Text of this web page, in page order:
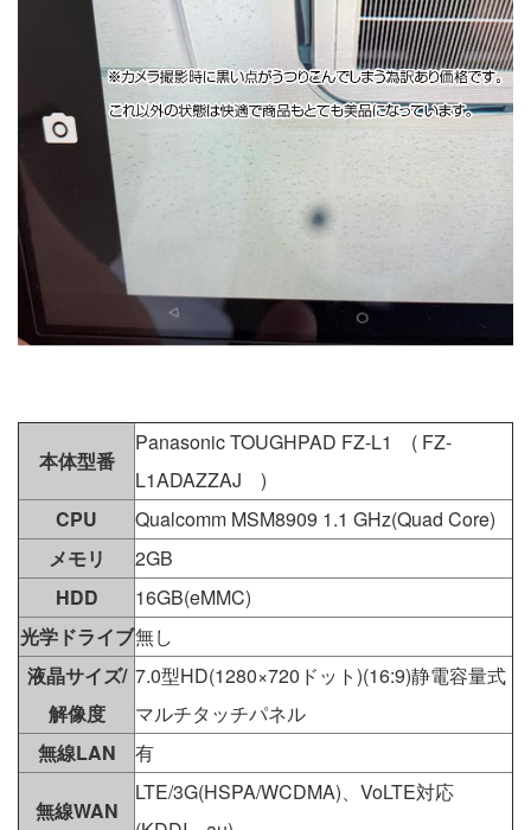
本体型番
Panasonic TOUGHPAD FZ-L1 ( FZ-
L1ADAZZAJ )
CPU
Qualcomm MSM8909 1.1 GHz(Quad Core)
メモリ
2GB
HDD
16GB(eMMC)
光学ドライブ無し
液晶サイズ/
解像度
7.0型HD(1280×720ドット)(16:9)静電容量式
マルチタッチパネル
無線LAN
有
無線WAN
LTE/3G(HSPA/WCDMA)、VoLTE対応